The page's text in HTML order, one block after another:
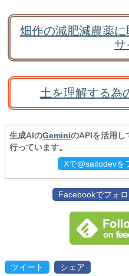
畑作の減肥減農薬
サ
土を理解する為
生成AIのGeminiのAPIを活用し
行っています。
Xで@saitodevを
Facebookでフォ
ツイート シェア